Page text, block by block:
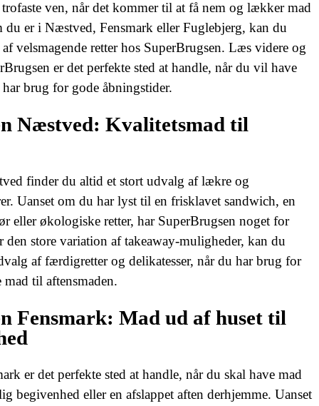
ven, når det kommer til at få nem og lækker mad
du er i Næstved, Fensmark eller Fuglebjerg, kan du
velsmagende retter hos SuperBrugsen. Læs videre og
er det perfekte sted at handle, når du vil have
brug for gode åbningstider.
Næstved: Kvalitetsmad til
finder du altid et stort udvalg af lækre og
Uanset om du har lyst til en frisklavet sandwich, en
eller økologiske retter, har SuperBrugsen noget for
den store variation af takeaway-muligheder, kan du
af færdigretter og delikatesser, når du har brug for
til aftensmaden.
Fensmark: Mad ud af huset til
er det perfekte sted at handle, når du skal have mad
begivenhed eller en afslappet aften derhjemme. Uanset